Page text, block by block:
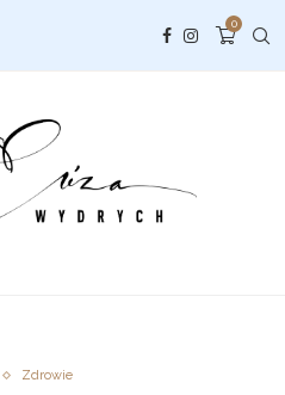
0
Zdrowie